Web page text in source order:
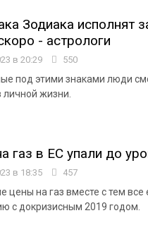
Зодиака исполнят
- астрологи
в 20:29 550
под этими знаками люди
личной жизни.
газ в ЕС упали до
в 18:35 457
цены на газ вместе с тем
с докризисным 2019 годом.